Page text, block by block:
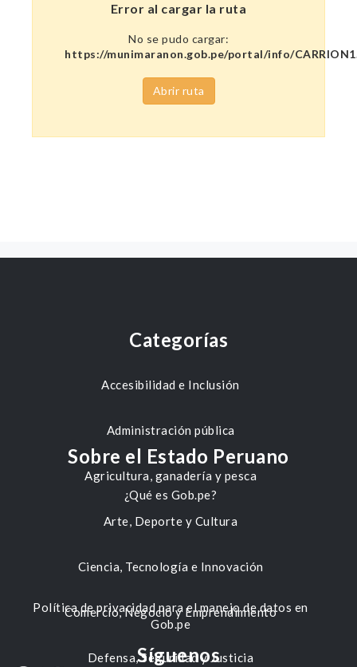
Error al cargar la ruta
No se pudo cargar:
https://munimaranon.gob.pe/portal/info/
Abrir ruta
Categorías
Accesibilidad e Inclusión
Administración pública
Agricultura, ganadería y pesca
Arte, Deporte y Cultura
Ciencia, Tecnología e Innovación
Comercio, Negocio y Emprendimiento
Defensa, Seguridad y Justicia
Sobre el Estado Peruano
¿Qué es Gob.pe?
Política de privacidad para el manejo de datos en
Gob.pe
Síguenos